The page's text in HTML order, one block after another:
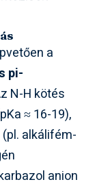
a
pi-
N-H kötés
≈ 16-19),
alkálifém-
anion